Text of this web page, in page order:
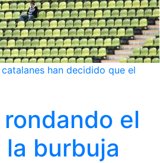
han decidido que el
el
burbuja